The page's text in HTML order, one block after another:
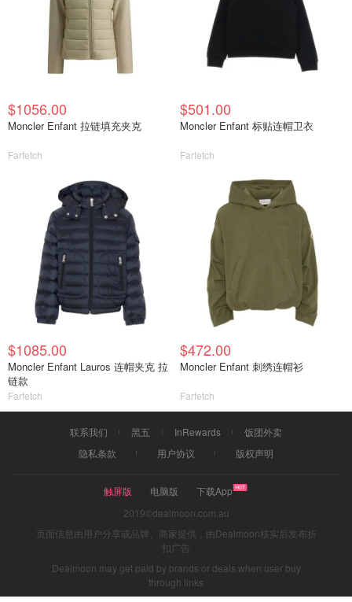
$1056.00
Moncler Enfant 拉链填充夹克
Farfetch
$501.00
Moncler Enfant 标贴连帽卫衣
Farfetch
$1085.00
Moncler Enfant Lauros 连帽夹克 拉
链款
Farfetch
$472.00
Moncler Enfant 刺绣连帽衫
Farfetch
联系我们 黑五 InRewards
饭团外卖
隐私条款
用户协议 版权声明
触屏版 电脑版
下载App
2019©dealmoon.com.au
页面信息由用户分享或品牌、商家提供，由Dealmoon核实后发布折
扣广告
Dealmoon may get paid by brands or deals when user buy
through links